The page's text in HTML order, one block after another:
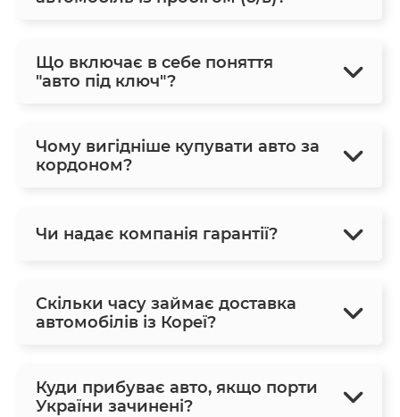
Що включає в себе поняття
"авто під ключ"?
Чому вигідніше купувати авто за
кордоном?
Чи надає компанія гарантії?
Скільки часу займає доставка
автомобілів із Кореї?
Куди прибуває авто, якщо порти
України зачинені?